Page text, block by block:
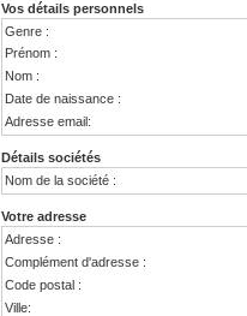
Vos détails personnels
Genre :
Prénom :
Nom :
Date de naissance :
Adresse email:
Détails sociétés
Nom de la société :
Votre adresse
Adresse :
Complément d'adresse :
Code postal :
Ville: